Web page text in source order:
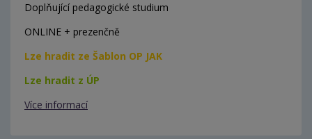
Doplňující pedagogické studium
ONLINE + prezenčně
Lze hradit ze Šablon OP JAK
Lze hradit z ÚP
Více informací